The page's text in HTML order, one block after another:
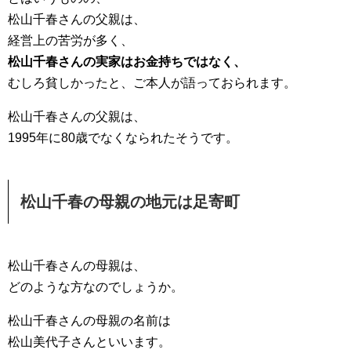
松山千春さんの父親は、
経営上の苦労が多く、
松山千春さんの実家はお金持ちではなく、
むしろ貧しかったと、ご本人が語っておられます。
松山千春さんの父親は、
1995年に80歳でなくなられたそうです。
松山千春の母親の地元は足寄町
松山千春さんの母親は、
どのような方なのでしょうか。
松山千春さんの母親の名前は
松山美代子さんといいます。